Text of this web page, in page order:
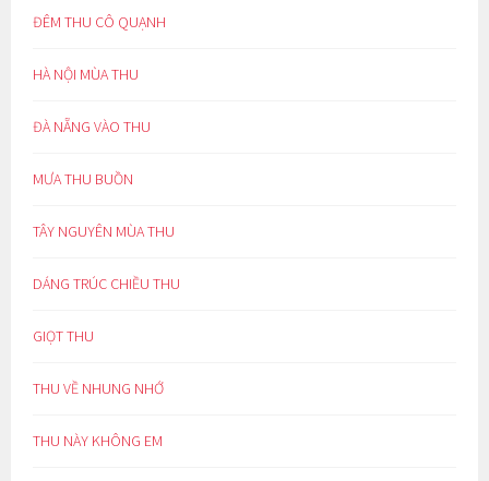
ĐÊM THU CÔ QUẠNH
HÀ NỘI MÙA THU
ĐÀ NẴNG VÀO THU
MƯA THU BUỒN
TÂY NGUYÊN MÙA THU
DÁNG TRÚC CHIỀU THU
GIỌT THU
THU VỀ NHUNG NHỚ
THU NÀY KHÔNG EM